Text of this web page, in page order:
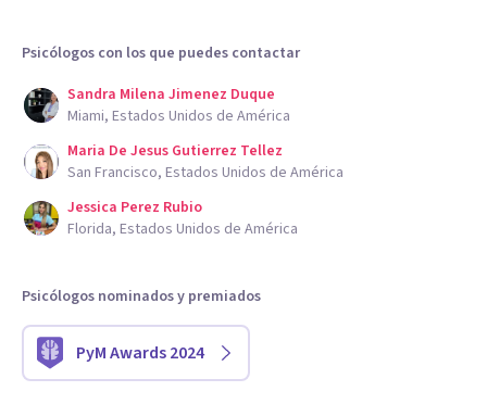
Psicólogos con los que puedes contactar
Sandra Milena Jimenez Duque
Miami, Estados Unidos de América
Maria De Jesus Gutierrez Tellez
San Francisco, Estados Unidos de América
Jessica Perez Rubio
Florida, Estados Unidos de América
Psicólogos nominados y premiados
PyM Awards 2024